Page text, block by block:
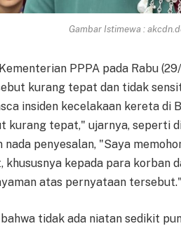
Gambar Istimewa :
PPPA pada Rabu
kurang tepat dan tidak
insiden kecelakaan kereta di
kurang tepat," ujarnya, seperti
nada penyesalan, "Saya
khususnya kepada para korban
atas pernyataan tersebut."
tidak ada niatan sedikit